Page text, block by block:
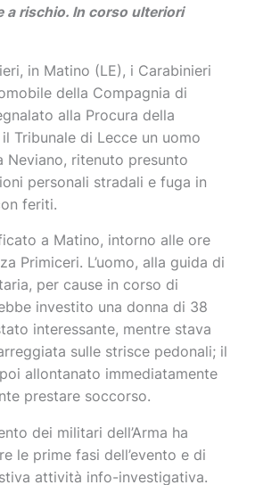
a rischio. In corso ulteriori
in Matino (LE), i Carabinieri
della Compagnia di
alla Procura della
Tribunale di Lecce un uomo
Neviano, ritenuto presunto
personali stradali e fuga in
feriti.
a Matino, intorno alle ore
Primiceri. L’uomo, alla guida di
per cause in corso di
investito una donna di 38
interessante, mentre stava
sulle strisce pedonali; il
allontanato immediatamente
prestare soccorso.
dei militari dell’Arma ha
le prime fasi dell’evento e di
attività info-investigativa.